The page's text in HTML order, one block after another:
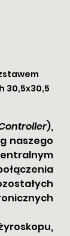
30,5x30,5
),
naszego